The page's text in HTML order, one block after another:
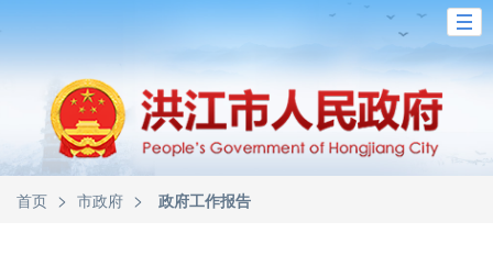
首页 > 市政府 > 政府工作报告